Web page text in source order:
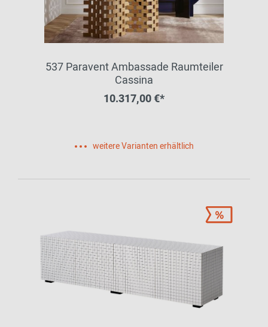
537 Paravent Ambassade Raumteiler
Cassina
10.317,00 €*
weitere Varianten erhältlich